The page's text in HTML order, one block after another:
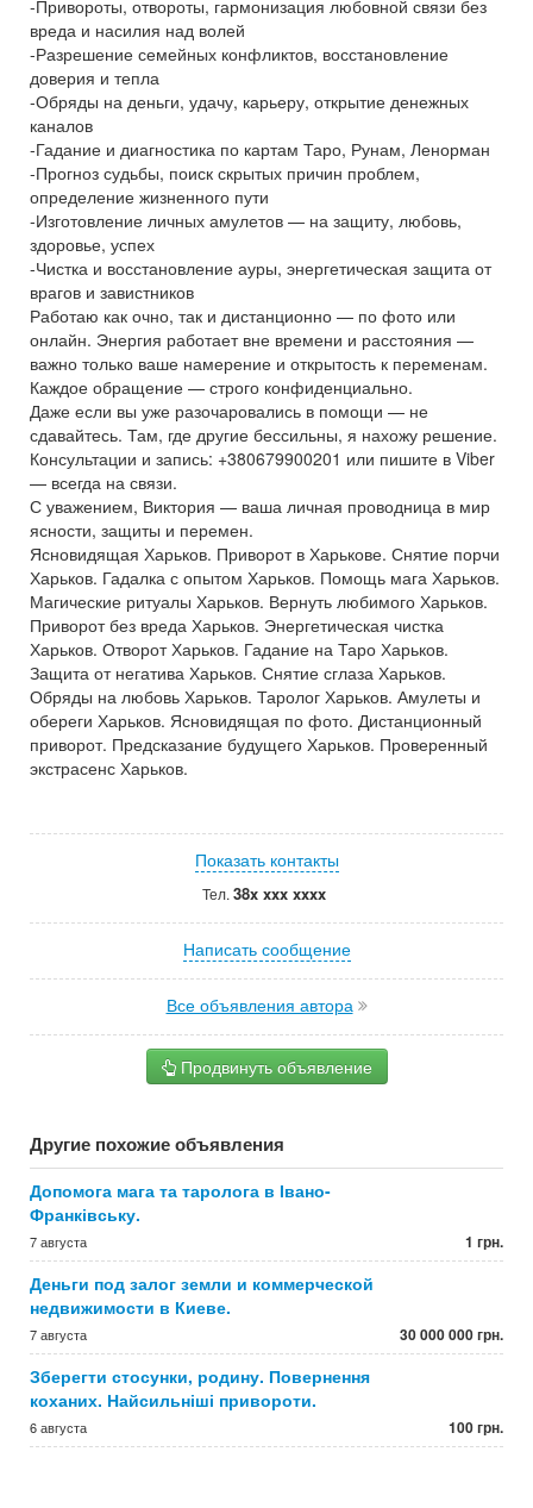
-Привороты, отвороты, гармонизация любовной связи без
вреда и насилия над волей
-Разрешение семейных конфликтов, восстановление
доверия и тепла
-Обряды на деньги, удачу, карьеру, открытие денежных
каналов
-Гадание и диагностика по картам Таро, Рунам, Ленорман
-Прогноз судьбы, поиск скрытых причин проблем,
определение жизненного пути
-Изготовление личных амулетов — на защиту, любовь,
здоровье, успех
-Чистка и восстановление ауры, энергетическая защита от
врагов и завистников
Работаю как очно, так и дистанционно — по фото или
онлайн. Энергия работает вне времени и расстояния —
важно только ваше намерение и открытость к переменам.
Каждое обращение — строго конфиденциально.
Даже если вы уже разочаровались в помощи — не
сдавайтесь. Там, где другие бессильны, я нахожу решение.
Консультации и запись: +380679900201 или пишите в Viber
— всегда на связи.
С уважением, Виктория — ваша личная проводница в мир
ясности, защиты и перемен.
Ясновидящая Харьков. Приворот в Харькове. Снятие порчи
Харьков. Гадалка с опытом Харьков. Помощь мага Харьков.
Магические ритуалы Харьков. Вернуть любимого Харьков.
Приворот без вреда Харьков. Энергетическая чистка
Харьков. Отворот Харьков. Гадание на Таро Харьков.
Защита от негатива Харьков. Снятие сглаза Харьков.
Обряды на любовь Харьков. Таролог Харьков. Амулеты и
обереги Харьков. Ясновидящая по фото. Дистанционный
приворот. Предсказание будущего Харьков. Проверенный
экстрасенс Харьков.
Показать контакты
Тел. 38x xxx xxxx
Написать сообщение
Все объявления автора
Продвинуть объявление
Другие похожие объявления
Допомога мага та таролога в Івано-
Франківську.
7 августа 1 грн.
Деньги под залог земли и коммерческой
недвижимости в Киеве.
7 августа 30 000 000 грн.
Зберегти стосунки, родину. Повернення
коханих. Найсильніші привороти.
6 августа 100 грн.